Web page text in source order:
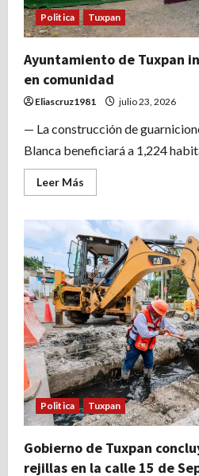
Politica Tuxpan
Ayuntamiento de Tuxpan
en comunidad
Eliascruz1981 julio 23, 2026
— La construcción de
Blanca beneficiará a 1,224
Leer Más
más
Ayuntamiento
de
Tuxpan
inicia
la
primera
obra
en
comunidad
Politica Tuxpan
Gobierno de Tuxpan
rejillas en la calle 15 de